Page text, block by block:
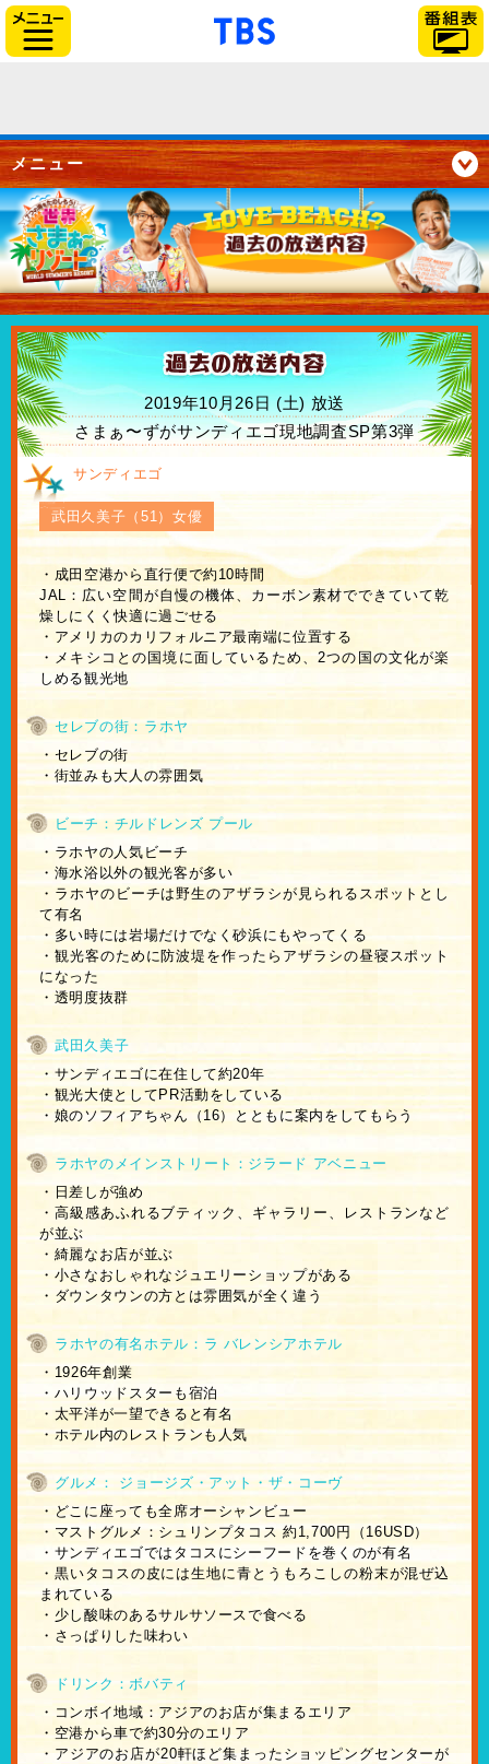
「TBSテレビ」トップページ
メニュー
2019年10月26日 (土) 放送
さまぁ〜ずがサンディエゴ現地調査SP第3弾
サンディエゴ
武田久美子（51）女優
・成田空港から直行便で約10時間
JAL：広い空間が自慢の機体、カーボン素材でできていて乾
燥しにくく快適に過ごせる
・アメリカのカリフォルニア最南端に位置する
・メキシコとの国境に面しているため、2つの国の文化が楽
しめる観光地
セレブの街：ラホヤ
・セレブの街
・街並みも大人の雰囲気
ビーチ：チルドレンズ プール
・ラホヤの人気ビーチ
・海水浴以外の観光客が多い
・ラホヤのビーチは野生のアザラシが見られるスポットとし
て有名
・多い時には岩場だけでなく砂浜にもやってくる
・観光客のために防波堤を作ったらアザラシの昼寝スポット
になった
・透明度抜群
武田久美子
・サンディエゴに在住して約20年
・観光大使としてPR活動をしている
・娘のソフィアちゃん（16）とともに案内をしてもらう
ラホヤのメインストリート：ジラード アベニュー
・日差しが強め
・高級感あふれるブティック、ギャラリー、レストランなど
が並ぶ
・綺麗なお店が並ぶ
・小さなおしゃれなジュエリーショップがある
・ダウンタウンの方とは雰囲気が全く違う
ラホヤの有名ホテル：ラ バレンシアホテル
・1926年創業
・ハリウッドスターも宿泊
・太平洋が一望できると有名
・ホテル内のレストランも人気
グルメ： ジョージズ・アット・ザ・コーヴ
・どこに座っても全席オーシャンビュー
・マストグルメ：シュリンプタコス 約1,700円（16USD）
・サンディエゴではタコスにシーフードを巻くのが有名
・黒いタコスの皮には生地に青とうもろこしの粉末が混ぜ込
まれている
・少し酸味のあるサルサソースで食べる
・さっぱりした味わい
ドリンク：ボバティ
・コンボイ地域：アジアのお店が集まるエリア
・空港から車で約30分のエリア
・アジアのお店が20軒ほど集まったショッピングセンターが